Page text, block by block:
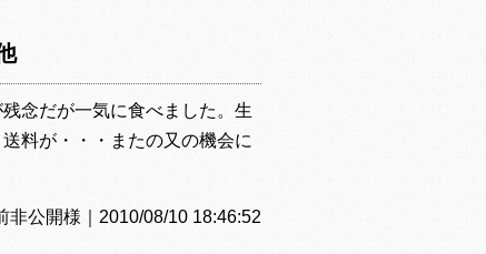
念だが一気に食べました。生
料が・・・またの又の機会に
非公開様｜2010/08/10 18:46:52